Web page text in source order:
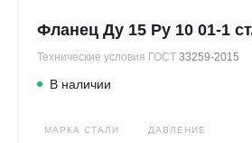
Фланец Ду 15 Ру 10 01-1
Технические условия ГОСТ 33259-2015
В наличии
МАРКА СТАЛИ ДАВЛЕНИЕ